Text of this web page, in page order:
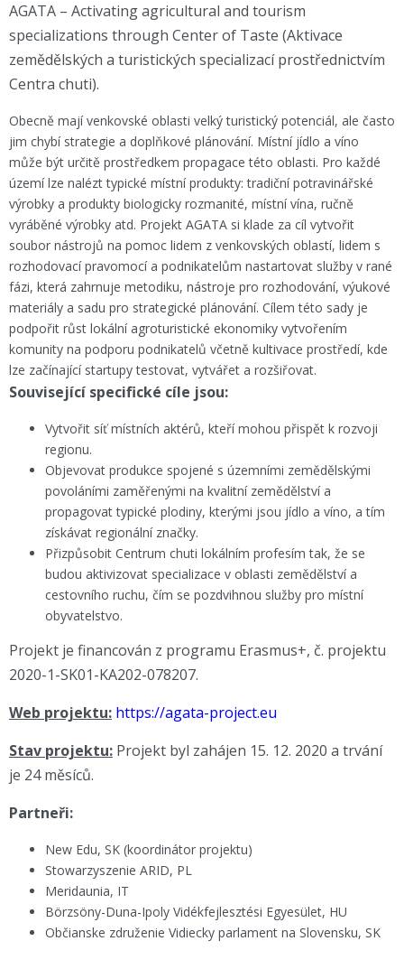
AGATA – Activating agricultural and tourism
specializations through Center of Taste (Aktivace
zemědělských a turistických specializací prostřednictvím
Centra chuti).
Obecně mají venkovské oblasti velký turistický potenciál, ale často
jim chybí strategie a doplňkové plánování. Místní jídlo a víno
může být určitě prostředkem propagace této oblasti. Pro každé
území lze nalézt typické místní produkty: tradiční potravinářské
výrobky a produkty biologicky rozmanité, místní vína, ručně
vyráběné výrobky atd. Projekt AGATA si klade za cíl vytvořit
soubor nástrojů na pomoc lidem z venkovských oblastí, lidem s
rozhodovací pravomocí a podnikatelům nastartovat služby v rané
fázi, která zahrnuje metodiku, nástroje pro rozhodování, výukové
materiály a sadu pro strategické plánování. Cílem této sady je
podpořit růst lokální agroturistické ekonomiky vytvořením
komunity na podporu podnikatelů včetně kultivace prostředí, kde
lze začínající startupy testovat, vytvářet a rozšiřovat.
Související specifické cíle jsou:
Vytvořit síť místních aktérů, kteří mohou přispět k rozvoji
regionu.
Objevovat produkce spojené s územními zemědělskými
povoláními zaměřenými na kvalitní zemědělství a
propagovat typické plodiny, kterými jsou jídlo a víno, a tím
získávat regionální značky.
Přizpůsobit Centrum chuti lokálním profesím tak, že se
budou aktivizovat specializace v oblasti zemědělství a
cestovního ruchu, čím se pozdvihnou služby pro místní
obyvatelstvo.
Projekt je financován z programu Erasmus+, č. projektu
2020-1-SK01-KA202-078207.
Web projektu: https://agata-project.eu
Stav projektu: Projekt byl zahájen 15. 12. 2020 a trvání
je 24 měsíců.
Partneři:
New Edu, SK (koordinátor projektu)
Stowarzyszenie ARID, PL
Meridaunia, IT
Börzsöny-Duna-Ipoly Vidékfejlesztési Egyesület, HU
Občianske združenie Vidiecky parlament na Slovensku, SK